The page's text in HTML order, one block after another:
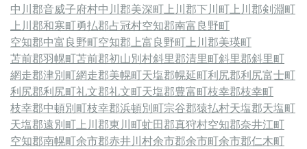
中川郡音威子府村中川郡美深町 上川郡下川町 上川郡剣淵町
上川郡和寒町勇払郡占冠村空知郡南富良野町
空知郡中富良野町空知郡上富良野町 上川郡美瑛町
苫前郡羽幌町苫前郡初山別村斜里郡清里町斜里郡斜里町
網走郡津別町網走郡美幌町天塩郡幌延町利尻郡利尻富士町
利尻郡利尻町礼文郡礼文町天塩郡豊富町枝幸郡枝幸町
枝幸郡中頓別町枝幸郡浜頓別町宗谷郡猿払村天塩郡天塩町
天塩郡遠別町 上川郡東川町虻田郡真狩村空知郡奈井江町
空知郡南幌町余市郡赤井川村余市郡余市町余市郡仁木町